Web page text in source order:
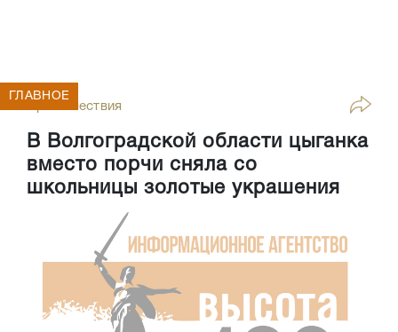
Происшествия
В Волгоградской области цыганка
вместо порчи сняла со
школьницы золотые украшения
ГЛАВНОЕ